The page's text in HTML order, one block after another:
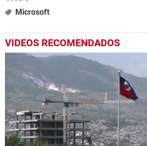
Microsoft
VIDEOS RECOMENDADOS